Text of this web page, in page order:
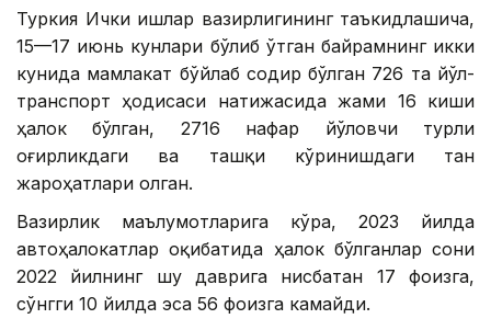
Туркия Ички ишлар вазирлигининг таъкидлашича,
15—17 июнь кунлари бўлиб ўтган байрамнинг икки
кунида мамлакат бўйлаб содир бўлган 726 та йўл-
транспорт ҳодисаси натижасида жами 16 киши
ҳалок бўлган, 2716 нафар йўловчи турли
оғирликдаги ва ташқи кўринишдаги тан
жароҳатлари олган.
Вазирлик маълумотларига кўра, 2023 йилда
автоҳалокатлар оқибатида ҳалок бўлганлар сони
2022 йилнинг шу даврига нисбатан 17 фоизга,
сўнгги 10 йилда эса 56 фоизга камайди.